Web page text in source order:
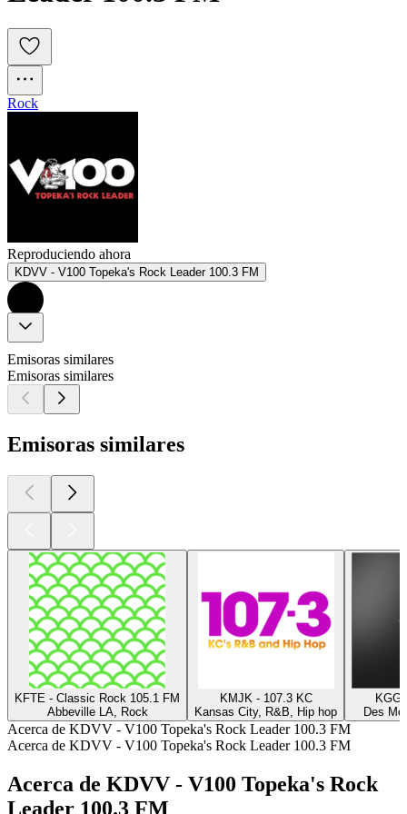
Rock
Reproduciendo ahora
KDVV - V100 Topeka's Rock Leader 100.3 FM
Emisoras similares
Emisoras similares
Emisoras similares
KFTE - Classic Rock 105.1 FM
Abbeville LA, Rock
KMJK - 107.3 KC
Kansas City, R&B, Hip hop
Des
Acerca de KDVV - V100 Topeka's Rock Leader 100.3 FM
Acerca de KDVV - V100 Topeka's Rock Leader 100.3 FM
Acerca de KDVV - V100 Topeka's Rock
Leader 100.3 FM